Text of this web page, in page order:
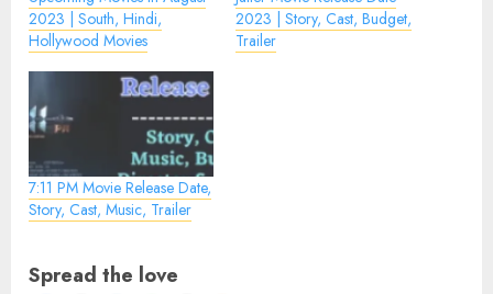
2023 | South, Hindi,
Hollywood Movies
2023 | Story, Cast, Budget,
Trailer
7:11 PM Movie Release Date,
Story, Cast, Music, Trailer
Spread the love